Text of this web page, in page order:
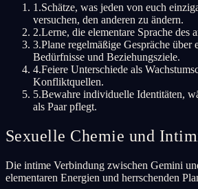
1 .Schätze, was jeden von euch
versuchen, den anderen zu ändern.
2.Lerne, die elementare Sprache des
3.Plane regelmäßige Gespräche über
Bedürfnisse und Beziehungsziele.
4.Feiere Unterschiede als
Konfliktquellen.
5.Bewahre individuelle Identitäten,
als Paar pflegt.
Sexuelle Chemie und
Die intime Verbindung zwischen Gemini
elementaren Energien und herrschenden